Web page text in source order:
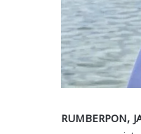
RUMBERPON,